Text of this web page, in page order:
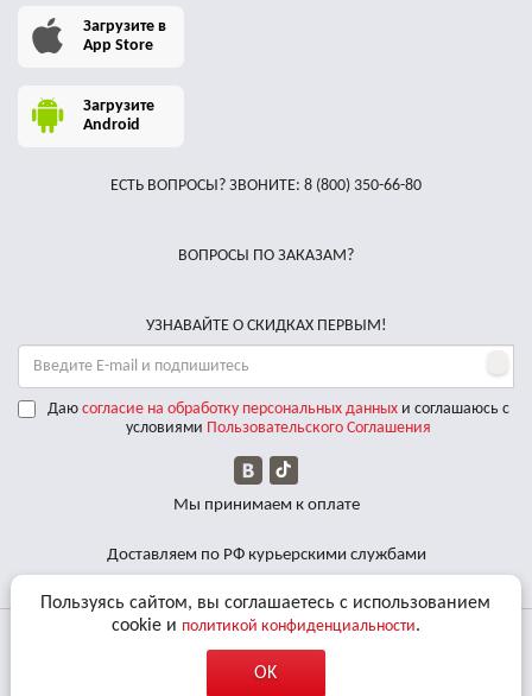
Загрузите в
App Store
Загрузите
Android
ЕСТЬ ВОПРОСЫ? ЗВОНИТЕ: 8 (800) 350-66-80
ВОПРОСЫ ПО ЗАКАЗАМ?
УЗНАВАЙТЕ О СКИДКАХ ПЕРВЫМ!
Даю согласие на обработку персональных данныхи соглашаюсь с
условиями Пользовательского Соглашения
Мы принимаем к оплате
Доставляем по РФ курьерскими службами
© 2011 - 2026 Все права защищены. «BBalance» является
Пользуясь сайтом, вы соглашаетесь с использованием
cookie и политикой конфиденциальности.
OK